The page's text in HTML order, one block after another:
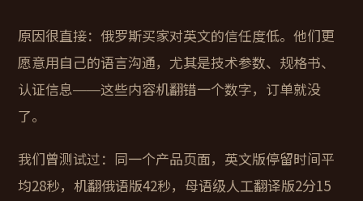
原因很直接：俄罗斯买家对英文的信任度低。他们更
愿意用自己的语言沟通，尤其是技术参数、规格书、
认证信息——这些内容机翻错一个数字，订单就没
了。
我们曾测试过：同一个产品页面，英文版停留时间平
均28秒，机翻俄语版42秒，母语级人工翻译版2分15